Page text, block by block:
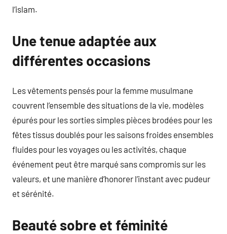
l’islam.
Une tenue adaptée aux
différentes occasions
Les vêtements pensés pour la femme musulmane
couvrent l’ensemble des situations de la vie, modèles
épurés pour les sorties simples pièces brodées pour les
fêtes tissus doublés pour les saisons froides ensembles
fluides pour les voyages ou les activités, chaque
événement peut être marqué sans compromis sur les
valeurs, et une manière d’honorer l’instant avec pudeur
et sérénité.
Beauté sobre et féminité